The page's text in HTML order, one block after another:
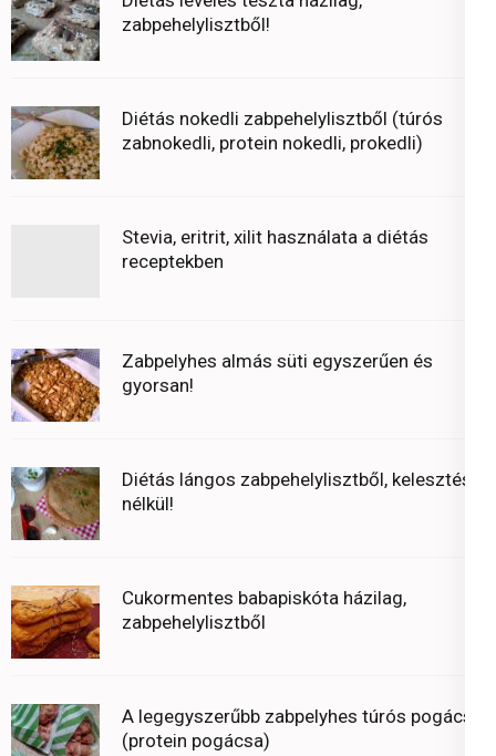
zabpehelylisztből!
Diétás nokedli zabpehelylisztből (túrós
zabnokedli, protein nokedli, prokedli)
Stevia, eritrit, xilit használata a diétás
receptekben
Zabpelyhes almás süti egyszerűen és
gyorsan!
Diétás lángos zabpehelylisztből, kelesztés
nélkül!
Cukormentes babapiskóta házilag,
zabpehelylisztből
A legegyszerűbb zabpelyhes túrós pogácsa
(protein pogácsa)